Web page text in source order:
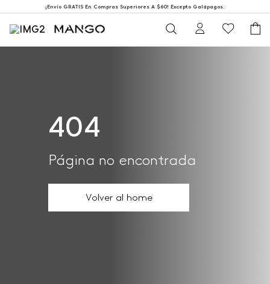
¡Envío GRATIS En Compras Superiores A $60! Excepto Galápagos.
404
Página no encontrada
Volver al home